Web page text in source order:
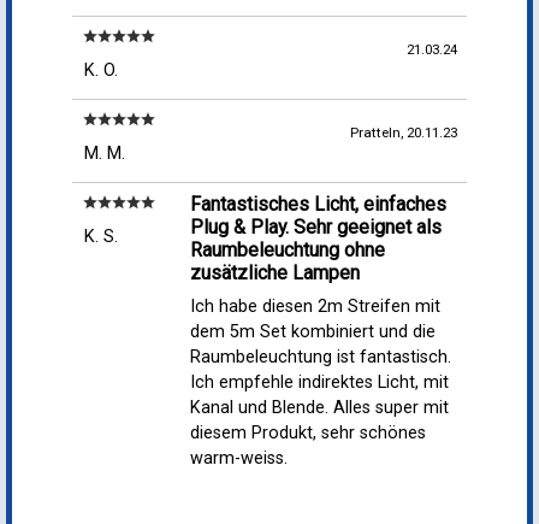
starstarstarstarstar
K. O.
21.03.24
starstarstarstarstar
M. M.
Pratteln, 20.11.23
starstarstarstarstar
K. S.
Fantastisches Licht, einfaches
Plug & Play. Sehr geeignet als
Raumbeleuchtung ohne
zusätzliche Lampen
Ich habe diesen 2m Streifen mit
dem 5m Set kombiniert und die
Raumbeleuchtung ist fantastisch.
Ich empfehle indirektes Licht, mit
Kanal und Blende. Alles super mit
diesem Produkt, sehr schönes
warm-weiss.